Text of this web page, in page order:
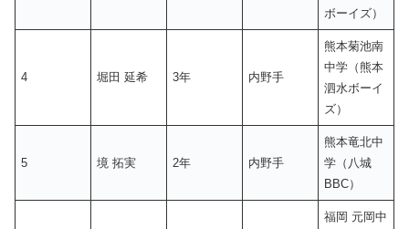
ボーイズ）
4 堀田 延希 3年 内野手
熊本菊池南
中学（熊本
泗水ボーイ
ズ）
5 境 拓実 2年 内野手
熊本竜北中
学（八城
BBC）
福岡 元岡中